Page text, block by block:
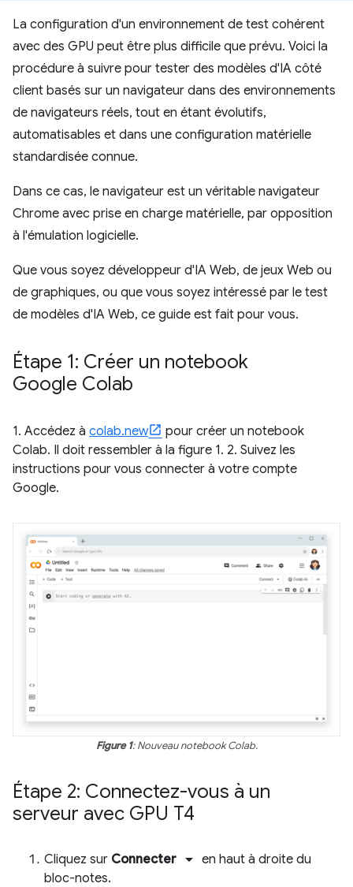
La configuration d'un environnement de test cohérent
avec des GPU peut être plus difficile que prévu. Voici la
procédure à suivre pour tester des modèles d'IA côté
client basés sur un navigateur dans des environnements
de navigateurs réels, tout en étant évolutifs,
automatisables et dans une configuration matérielle
standardisée connue.
Dans ce cas, le navigateur est un véritable navigateur
Chrome avec prise en charge matérielle, par opposition
à l'émulation logicielle.
Que vous soyez développeur d'IA Web, de jeux Web ou
de graphiques, ou que vous soyez intéressé par le test
de modèles d'IA Web, ce guide est fait pour vous.
Étape 1: Créer un notebook
Google Colab
1. Accédez à colab.new
pour créer un notebook
Colab. Il doit ressembler à la figure 1. 2. Suivez les
instructions pour vous connecter à votre compte
Google.
Figure 1: Nouveau notebook Colab.
Étape 2: Connectez-vous à un
serveur avec GPU T4
Cliquez sur Connecter arrow_drop_down en haut à droite du
bloc-notes.